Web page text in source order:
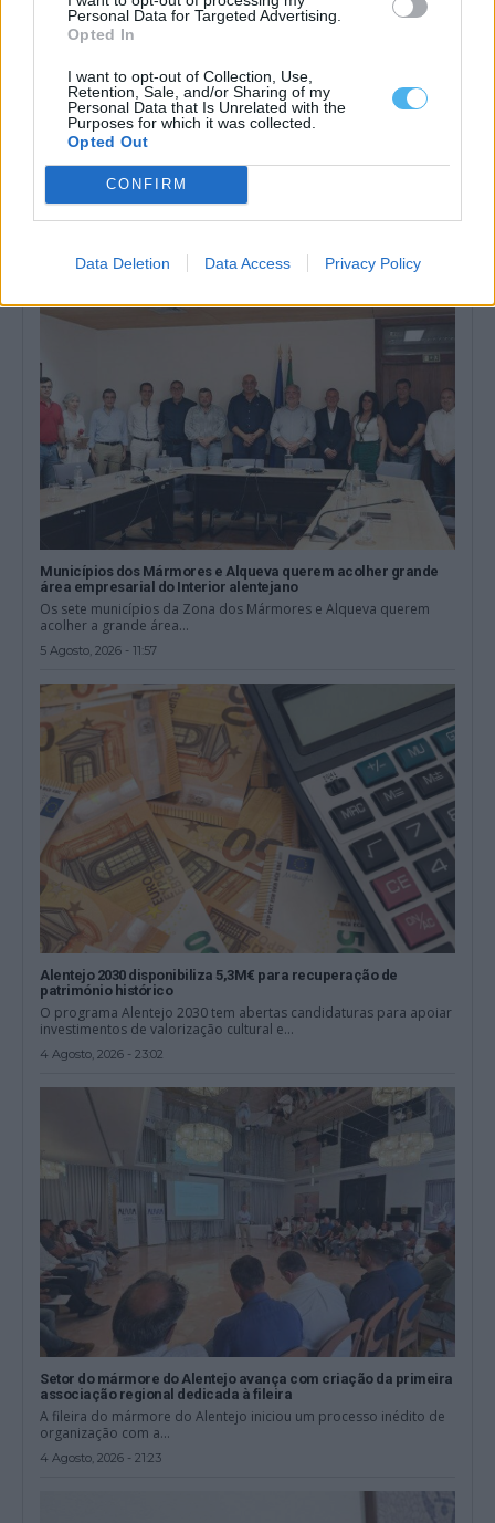
Personal Data for Targeted Advertising.
Opted In
I want to opt-out of Collection, Use,
Retention, Sale, and/or Sharing of my
Personal Data that Is Unrelated with the
Purposes for which it was collected.
Opted Out
CONFIRM
Data Deletion Data Access Privacy Policy
Zona dos Mármores e Alqueva «tem todas as condições para
receber» a Grande Área de Acolhimento Empresarial do
A Zona dos Mármores e Alqueva «tem todas as condições para
receber» a Grande...
Municípios dos Mármores e Alqueva querem acolher grande
área empresarial do Interior alentejano
Os sete municípios da Zona dos Mármores e Alqueva querem
acolher a grande área...
5 Agosto, 2026 - 11:57
Alentejo 2030 disponibiliza 5,3M€ para recuperação de
património histórico
O programa Alentejo 2030 tem abertas candidaturas para apoiar
investimentos de valorização cultural e...
4 Agosto, 2026 - 23:02
Setor do mármore do Alentejo avança com criação da primeira
associação regional dedicada à fileira
A fileira do mármore do Alentejo iniciou um processo inédito de
organização com a...
4 Agosto, 2026 - 21:23